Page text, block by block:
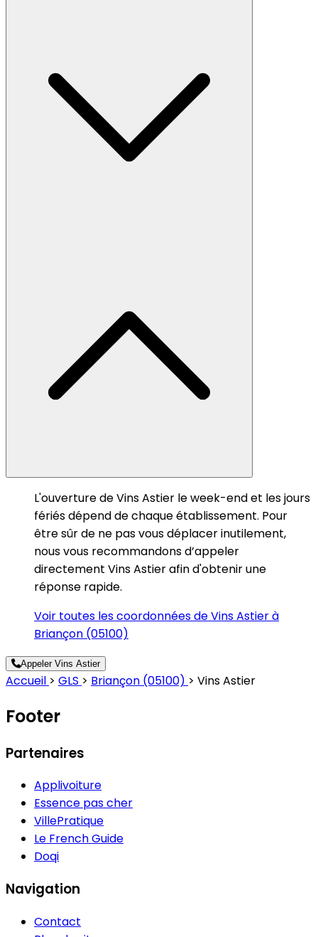
L'ouverture de Vins Astier le week-end et les jours
fériés dépend de chaque établissement. Pour
être sûr de ne pas vous déplacer inutilement,
nous vous recommandons d’appeler
directement Vins Astier afin d'obtenir une
réponse rapide.
Voir toutes les coordonnées de Vins Astier à
Briançon (05100)
Appeler Vins Astier
Accueil > GLS > Briançon (05100) > Vins Astier
Footer
Partenaires
Applivoiture
Essence pas cher
VillePratique
Le French Guide
Doqi
Navigation
Contact